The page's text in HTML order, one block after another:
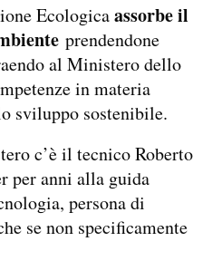
Ecologicaassorbe il
prendendone
al Ministero dello
in materia
sviluppo sostenibile.
c’è il tecnico Roberto
per anni alla guida
persona di
se non specificamente